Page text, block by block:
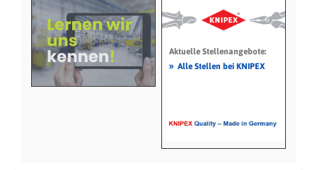
Aktuelle Stellenangebote:
» Alle Stellen bei KNIPEX